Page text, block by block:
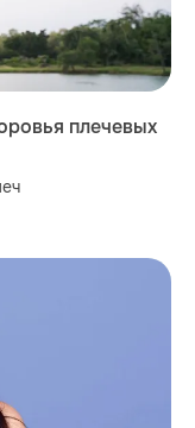
плечевых